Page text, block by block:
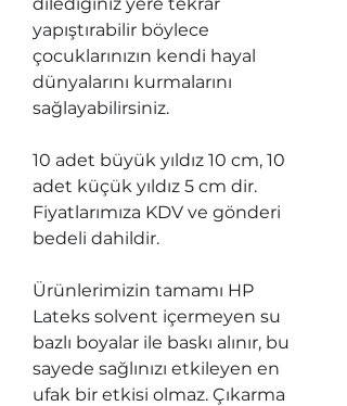
yapıştırabilir böylece
çocuklarınızın kendi hayal
dünyalarını kurmalarını
sağlayabilirsiniz.
10 adet büyük yıldız 10 cm, 10
adet küçük yıldız 5 cm dir.
Fiyatlarımıza KDV ve gönderi
bedeli dahildir.
Ürünlerimizin tamamı HP
Lateks solvent içermeyen su
bazlı boyalar ile baskı alınır, bu
sayede sağlınızı etkileyen en
ufak bir etkisi olmaz. Çıkarma